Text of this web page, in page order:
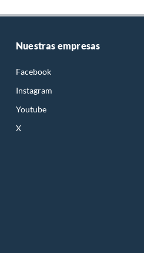
Nuestras empresas
Facebook
Instagram
Youtube
X